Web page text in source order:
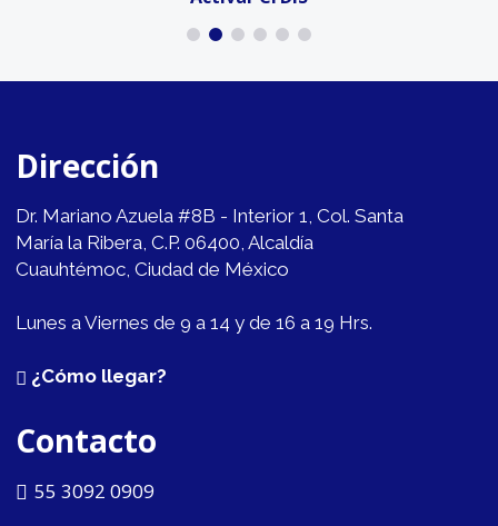
Dirección
Dr. Mariano Azuela #8B - Interior 1, Col. Santa
María la Ribera, C.P. 06400, Alcaldía
Cuauhtémoc, Ciudad de México
Lunes a Viernes de 9 a 14 y de 16 a 19 Hrs.
¿Cómo llegar?
Contacto
55 3092 0909